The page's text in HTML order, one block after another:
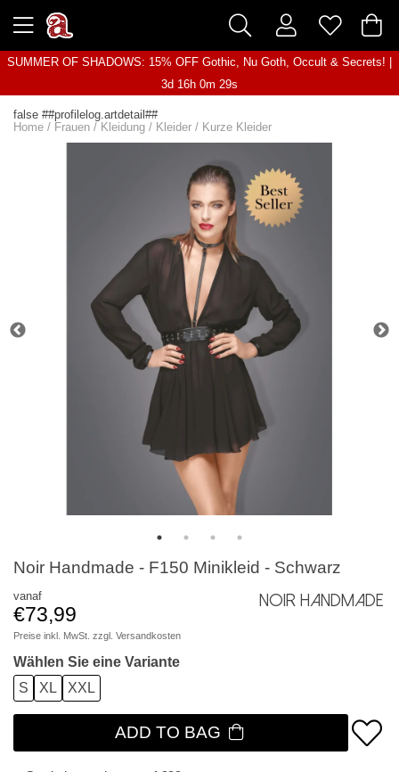
SUMMER OF SHADOWS: 15% OFF Gothic, Nu Goth, Occult & Secrets! |
3d 16h 0m 29s
false ##profilelog.artdetail##
Home / Frauen / Kleidung / Kleider / Kurze Kleider
Noir Handmade - F150 Minikleid - Schwarz
vanaf
€73,99
Preise inkl. MwSt. zzgl. Versandkosten
Noir Handmade
Wählen Sie eine Variante
S
XL XXL
ADD TO BAG